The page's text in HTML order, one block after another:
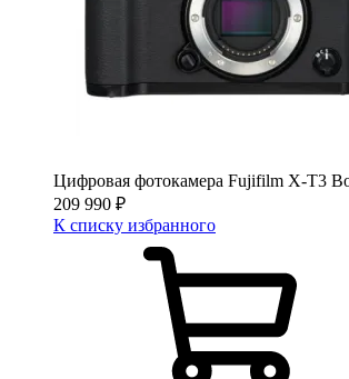
Цифровая фотокамера Fujifilm X-T3
209 990 ₽
К списку избранного